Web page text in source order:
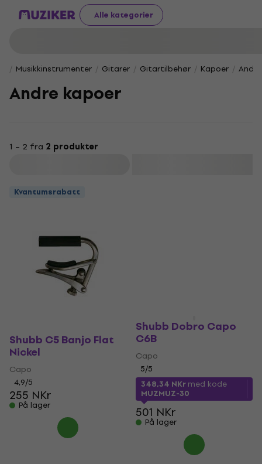
Alle kategorier
Musikkinstrumenter Gitarer Gitartilbehør Kapoer
Andre kapoer
1 – 2 fra 2 produkter
Kvantumsrabatt
Shubb C5 Banjo Flat
Nickel
Capo
4,9/5
255 NKr
På lager
Shubb Dobro Capo
C6B
Capo
5/5
348,34 NKrmed kode
MUZMUZ-30
501 NKr
På lager